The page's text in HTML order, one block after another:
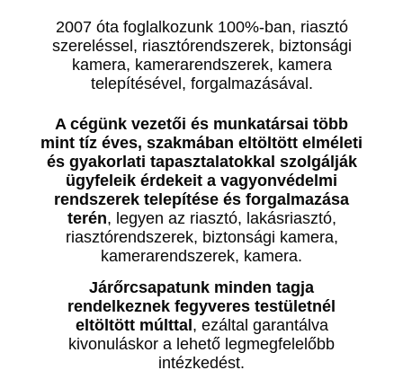
2007 óta foglalkozunk 100%-ban, riasztó
szereléssel, riasztórendszerek, biztonsági
kamera, kamerarendszerek, kamera
telepítésével, forgalmazásával.
A cégünk vezetői és munkatársai több
mint tíz éves, szakmában eltöltött elméleti
és gyakorlati tapasztalatokkal szolgálják
ügyfeleik érdekeit a vagyonvédelmi
rendszerek telepítése és forgalmazása
terén, legyen az riasztó, lakásriasztó,
riasztórendszerek, biztonsági kamera,
kamerarendszerek, kamera.
Járőrcsapatunk minden tagja
rendelkeznek fegyveres testületnél
eltöltött múlttal , ezáltal garantálva
kivonuláskor a lehető legmegfelelőbb
intézkedést.